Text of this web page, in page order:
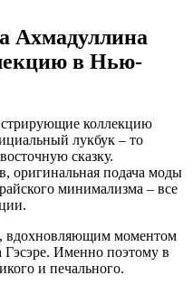
Ахмадуллина
в Нью-
коллекцию
лукбук – то
сказку.
оригинальная подача моды
минимализма – все
вдохновляющим моментом
Гэсэре. Именно поэтому в
и печального.